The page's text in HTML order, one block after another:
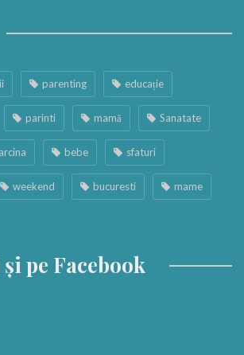
parenting educație
parinti mamă Sanatate
bebe sfaturi
weekend bucuresti mame
pe Facebook